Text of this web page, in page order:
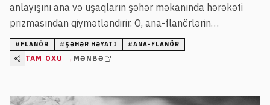
anlayışını ana və uşaqların şəhər məkanında hərəkəti
prizmasından qiymətləndirir. O, ana-flanörlərin
görünməzdən gəldiyini və şəhərdə özlərinə məxsus həyat
olduğunu vurğulayır.
# FLANÖR # ŞƏHƏR HƏYATI #ANA-FLANÖR
TAM OXU → MƏNBƏ